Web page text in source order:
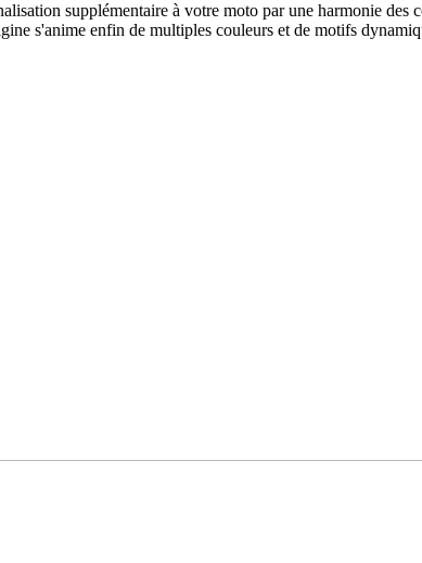
supplémentaire à votre moto par une harmonie
s'anime enfin de multiples couleurs et de motifs